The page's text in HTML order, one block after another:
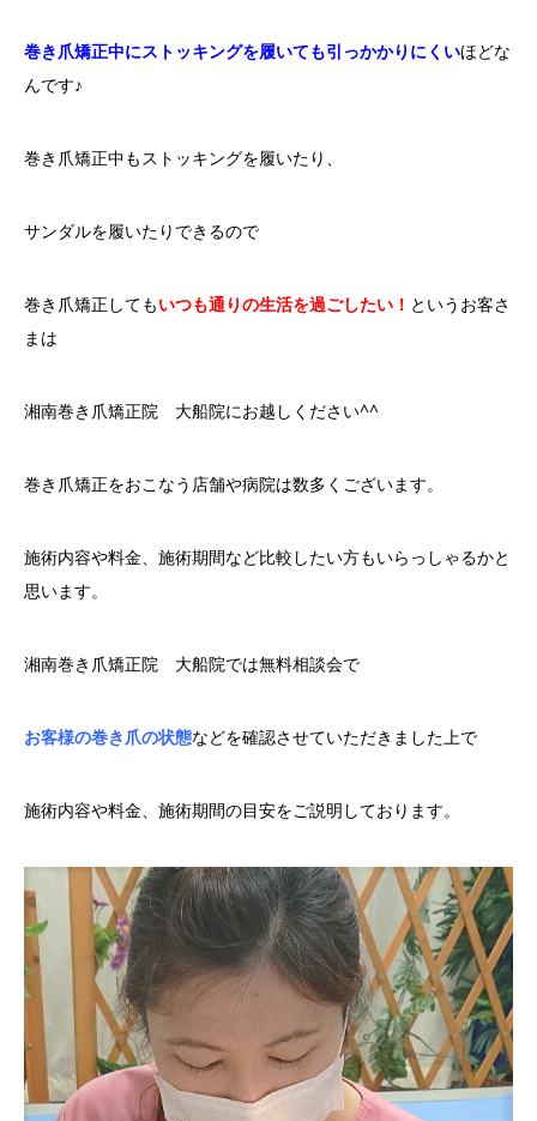
巻き爪矯正中にストッキングを履いても引っかかりにくいほどな
んです♪
巻き爪矯正中もストッキングを履いたり、
サンダルを履いたりできるので
巻き爪矯正してもいつも通りの生活を過ごしたい！ というお客さ
まは
湘南巻き爪矯正院 大船院にお越しください^^
巻き爪矯正をおこなう店舗や病院は数多くございます。
施術内容や料金、施術期間など比較したい方もいらっしゃるかと
思います。
湘南巻き爪矯正院 大船院では無料相談会で
お客様の巻き爪の状態などを確認させていただきました上で
施術内容や料金、施術期間の目安をご説明しております。